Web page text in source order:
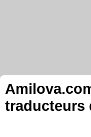
traducteurs